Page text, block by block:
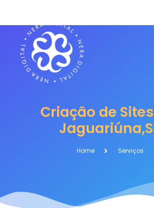
Criação de
Home Serviços